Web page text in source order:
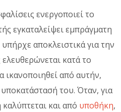
ενεργοποιεί το
εγκαταλείψει εμπράγματη
αποκλειστικά για την
κατά το
από αυτήν,
του. Όταν, για
και από υποθήκη,